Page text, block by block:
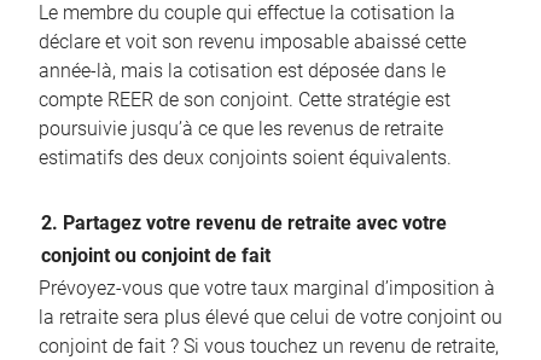
Le membre du couple qui effectue la cotisation la
déclare et voit son revenu imposable abaissé cette
année-là, mais la cotisation est déposée dans le
compte REER de son conjoint. Cette stratégie est
poursuivie jusqu’à ce que les revenus de retraite
estimatifs des deux conjoints soient équivalents.
2. Partagez votre revenu de retraite avec votre
conjoint ou conjoint de fait
Prévoyez-vous que votre taux marginal d’imposition à
la retraite sera plus élevé que celui de votre conjoint ou
conjoint de fait ? Si vous touchez un revenu de retraite,